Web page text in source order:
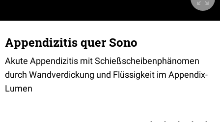
Appendizitis quer Sono
Akute Appendizitis mit Schießscheibenphänomen
durch Wandverdickung und Flüssigkeit im Appendix-
Lumen